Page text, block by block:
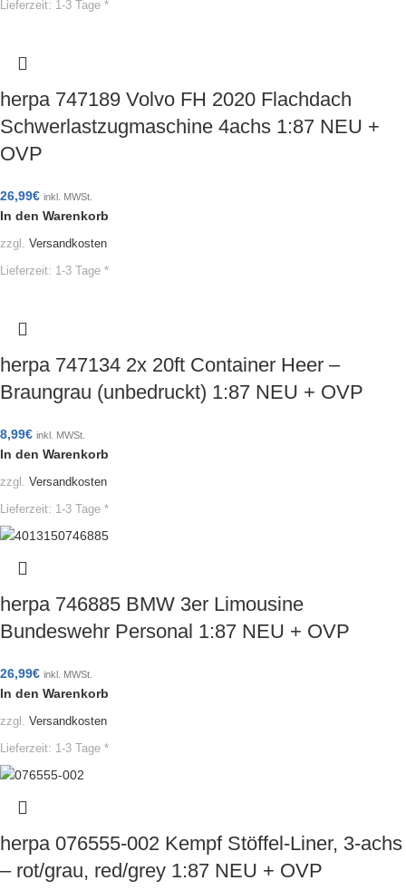
Lieferzeit: 1-3 Tage *
herpa 747189 Volvo FH 2020 Flachdach
Schwerlastzugmaschine 4achs 1:87 NEU +
OVP
26,99€ inkl. MWSt.
In den Warenkorb
zzgl. Versandkosten
Lieferzeit: 1-3 Tage *
herpa 747134 2x 20ft Container Heer –
Braungrau (unbedruckt) 1:87 NEU + OVP
8,99€ inkl. MWSt.
In den Warenkorb
zzgl. Versandkosten
Lieferzeit: 1-3 Tage *
herpa 746885 BMW 3er Limousine
Bundeswehr Personal 1:87 NEU + OVP
26,99€ inkl. MWSt.
In den Warenkorb
zzgl. Versandkosten
Lieferzeit: 1-3 Tage *
herpa 076555-002 Kempf Stöffel-Liner, 3-achs
– rot/grau, red/grey 1:87 NEU + OVP